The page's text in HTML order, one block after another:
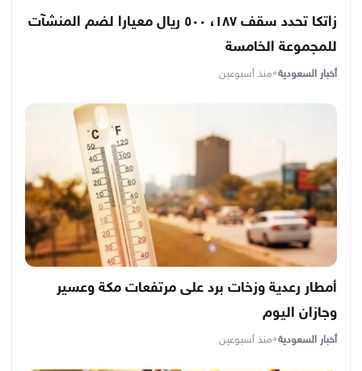
زاتكا تحدد سقف ١٨٧، ٥٠٠ ريال معيارا لضم المنشآت
للمجموعة الخامسة
أخبار السعودية•منذ أسبوعين
أمطار رعدية وزخات برد على مرتفعات مكة وعسير
وجازان اليوم
أخبار السعودية•منذ أسبوعين